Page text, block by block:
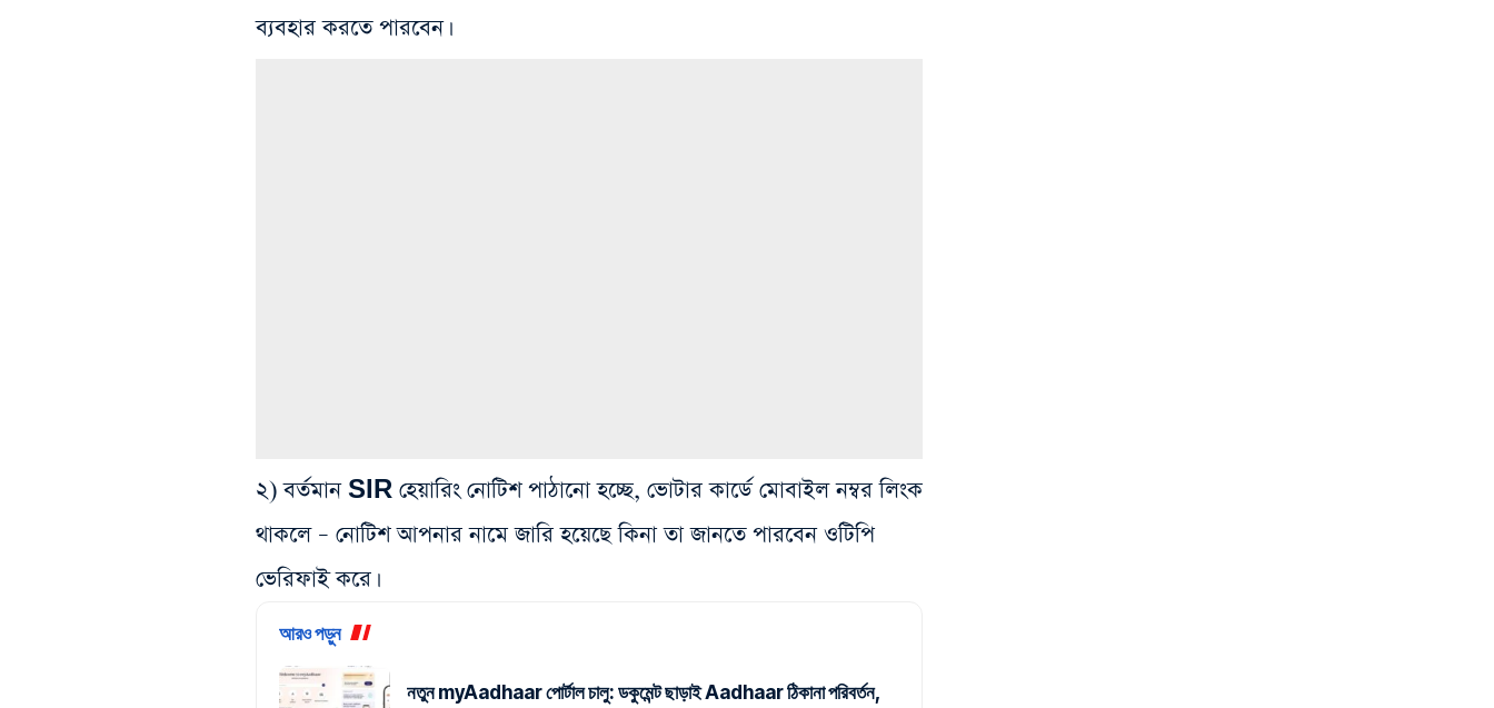
ব্যবহার করতে পারবেন।
২) বর্তমান SIR হেয়ারিং নোটিশ পাঠানো হচ্ছে, ভোটার কার্ডে মোবাইল নম্বর লিংক
থাকলে – নোটিশ আপনার নামে জারি হয়েছে কিনা তা জানতে পারবেন ওটিপি
ভেরিফাই করে।
আরও পড়ুন
নতুন myAadhaar পোর্টাল চালু: ডকুমেন্ট ছাড়াই Aadhaar ঠিকানা পরিবর্তন,